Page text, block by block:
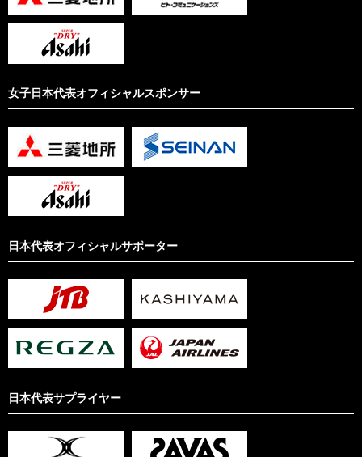
女子日本代表オフィシャルスポンサー
日本代表オフィシャルサポーター
日本代表サプライヤー